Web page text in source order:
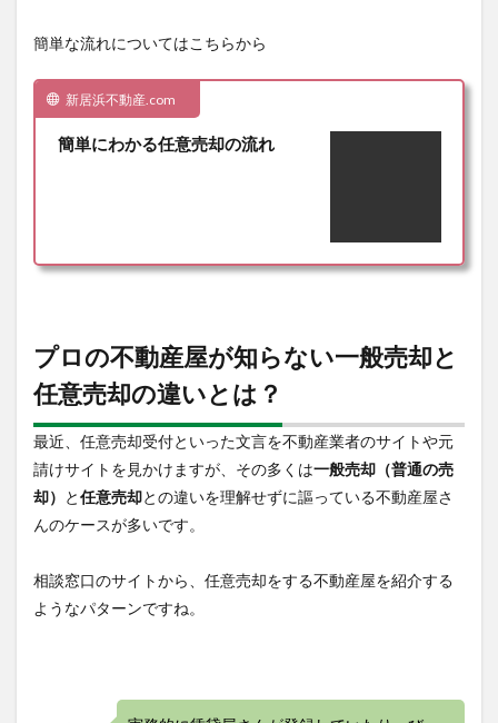
てい
3.3
者か
し
し立
てら
れて
るい
る方
4
なる
任意
残債
務
簡単な流れについてはこちらから
新居浜不動産.com
簡単にわかる任意売却の流れ
プロの不動産屋が知らない一般売却と
任意売却の違いとは？
最近、任意売却受付といった文言を不動産業者のサイトや元
請けサイトを見かけますが、その多くは一般売却（普通の売
却） と任意売却との違いを理解せずに謳っている不動産屋さ
んのケースが多いです。
相談窓口のサイトから、任意売却をする不動産屋を紹介する
ようなパターンですね。